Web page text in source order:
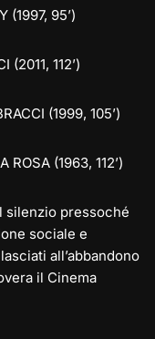
(1997, 95’)
(2011, 112’)
(1999, 105’)
ROSA (1963, 112’)
silenzio pressoché
sociale e
all’abbandono
il Cinema